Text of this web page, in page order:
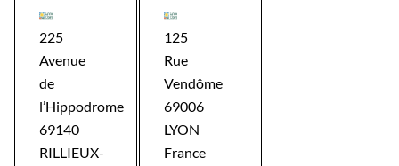
225
Avenue
de
l’Hippodrome
69140
RILLIEUX-
125
Rue
Vendôme
69006
LYON
France